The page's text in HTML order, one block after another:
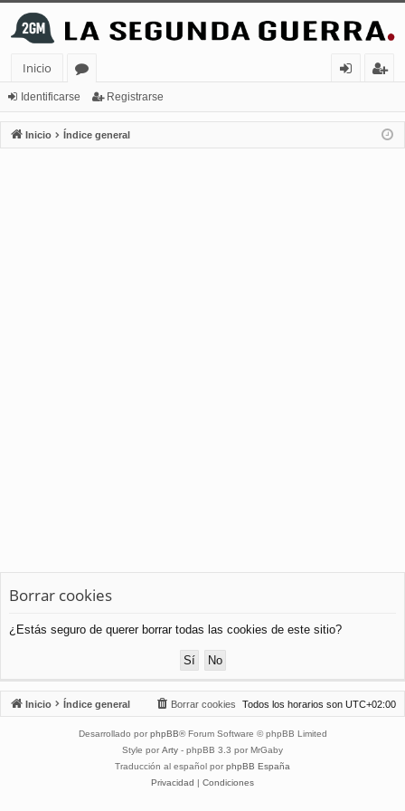
Inicio
or
os
nt
ifi
ist
ra
Identificarse Registrarse
Inicio Índice general
Borrar cookies
¿Estás seguro de querer borrar todas las cookies de este sitio?
Inicio Índice general Todos los horarios son UTC+02:00
Borrar cookies
Desarrollado por phpBB® Forum Software © phpBB Limited
Style por Arty - phpBB 3.3 por MrGaby
Traducción al español por phpBB España
Privacidad | Condiciones